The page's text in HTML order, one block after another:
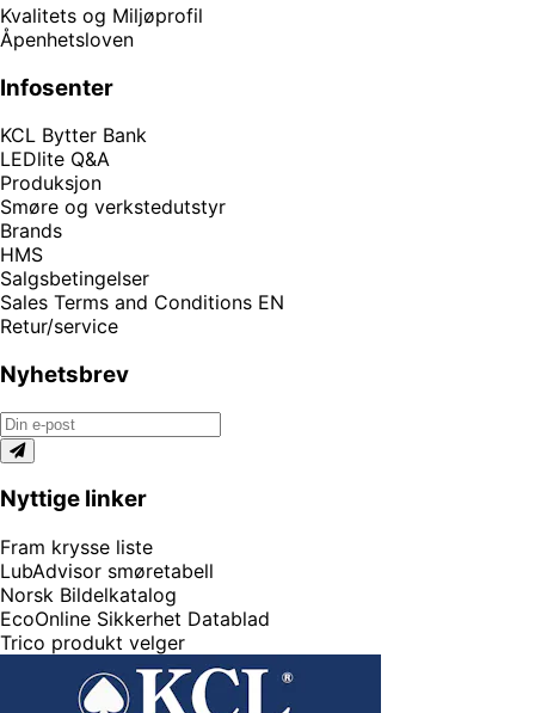
Kvalitets og Miljøprofil
Åpenhetsloven
Infosenter
KCL Bytter Bank
LEDlite Q&A
Produksjon
Smøre og verkstedutstyr
Brands
HMS
Salgsbetingelser
Sales Terms and Conditions EN
Retur/service
Nyhetsbrev
Nyttige linker
Fram krysse liste
LubAdvisor smøretabell
Norsk Bildelkatalog
EcoOnline Sikkerhet Datablad
Trico produkt velger